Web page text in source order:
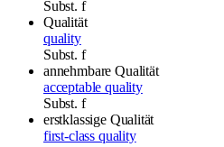
Subst. f
Qualität
quality
Subst. f
annehmbare Qualität
acceptable quality
Subst. f
erstklassige Qualität
first-class quality